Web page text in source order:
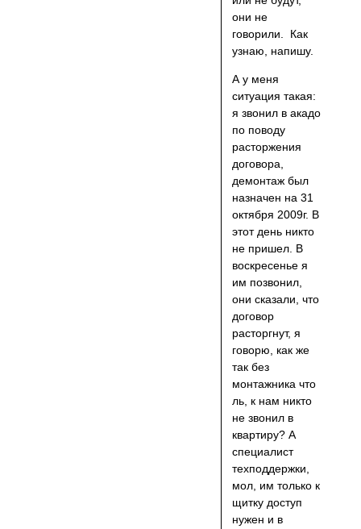
они не
говорили. Как
узнаю, напишу.
А у меня
ситуация такая:
я звонил в акадо
по поводу
расторжения
договора,
демонтаж был
назначен на 31
октября 2009г. В
этот день никто
не пришел. В
воскресенье я
им позвонил,
они сказали, что
договор
расторгнут, я
говорю, как же
так без
монтажника что
ль, к нам никто
не звонил в
квартиру? А
специалист
техподдержки,
мол, им только к
щитку доступ
нужен и в